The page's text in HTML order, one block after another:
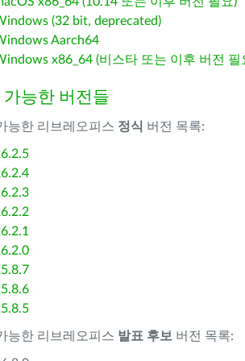
(32 bit, deprecated)
Aarch64
x86_64 (비스타 또는 이후 버전 필
가능한 버전들
능한 리브레오피스 정식 버전 목록:
능한 리브레오피스 발표 후보 버전 목록: